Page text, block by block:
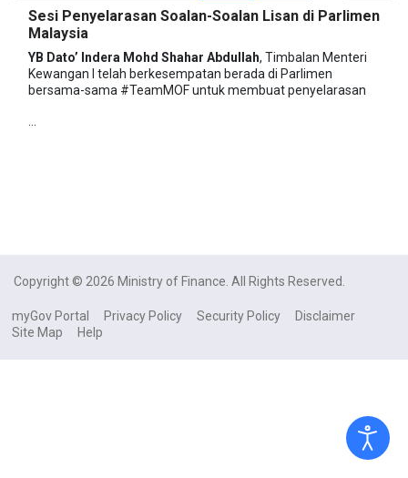
Sesi Penyelarasan Soalan-Soalan Lisan di Parlimen
Malaysia
YB Dato’ Indera Mohd Shahar Abdullah, Timbalan Menteri
Kewangan I telah berkesempatan berada di Parlimen
bersama-sama #TeamMOFuntuk membuat penyelarasan
Copyright © 2026 Ministry of Finance. All Rights Reserved.
myGov Portal Privacy Policy Security Policy
Disclaimer
Site Map
Help